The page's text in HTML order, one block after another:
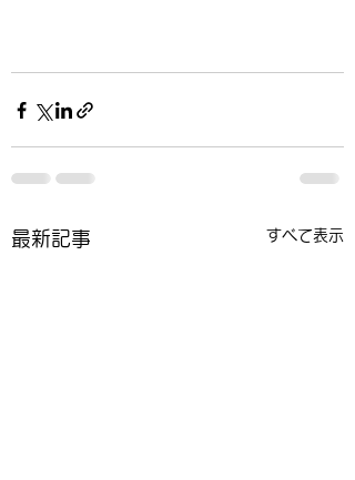
最新記事 すべて表示